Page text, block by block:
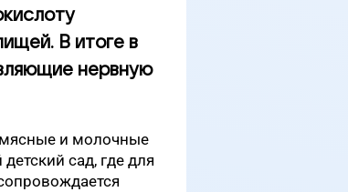
В итоге в
нервную
и молочные
сад, где для